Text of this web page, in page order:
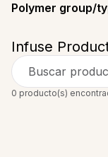
Polymer group/
Infuse
Buscar
0 producto(s)